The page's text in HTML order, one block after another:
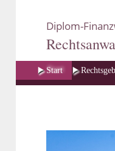
Diplom-
Navigation überspringen
Start